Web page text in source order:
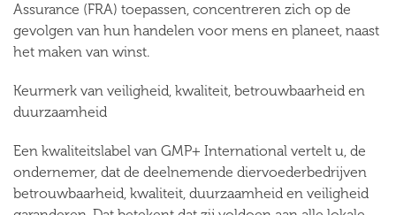
Assurance (FRA) toepassen, concentreren zich op de
gevolgen van hun handelen voor mens en planeet, naast
het maken van winst.
Keurmerk van veiligheid, kwaliteit, betrouwbaarheid en
duurzaamheid
Een kwaliteitslabel van GMP+ International vertelt u, de
ondernemer, dat de deelnemende diervoederbedrijven
betrouwbaarheid, kwaliteit, duurzaamheid en veiligheid